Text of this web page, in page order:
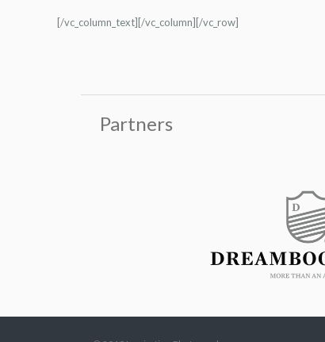
[/vc_column_text][/vc_column][/vc_row]